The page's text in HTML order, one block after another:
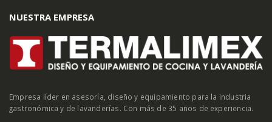
NUESTRA EMPRESA
Empresa líder en asesoría, diseño y equipamiento para la industria
gastronómica y de lavanderías. Con más de 35 años de experiencia.